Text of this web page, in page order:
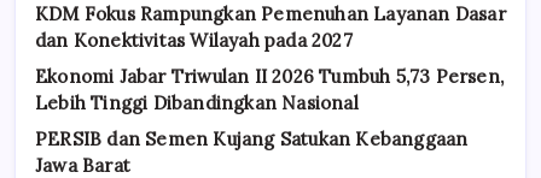
KDM Fokus Rampungkan Pemenuhan Layanan Dasar
dan Konektivitas Wilayah pada 2027
Ekonomi Jabar Triwulan II 2026 Tumbuh 5,73 Persen,
Lebih Tinggi Dibandingkan Nasional
PERSIB dan Semen Kujang Satukan Kebanggaan
Jawa Barat